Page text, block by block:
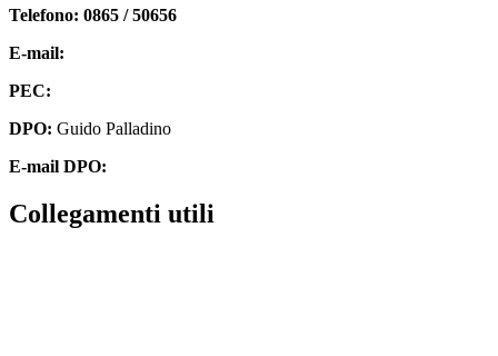
Telefono: 0865 / 50656
E-mail:
PEC:
DPO: Guido Palladino
E-mail DPO:
collegamenti utili